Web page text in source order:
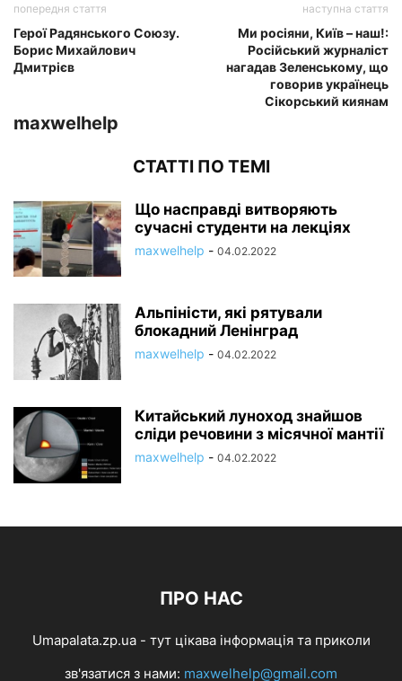
попередня стаття
Герої Радянського Союзу.
Борис Михайлович
Дмитрієв
наступна стаття
Ми росіяни, Київ – наш!:
Російський журналіст
нагадав Зеленському, що
говорив українець
Сікорський киянам
maxwelhelp
СТАТТІ ПО ТЕМІ
Що насправді витворяють
сучасні студенти на лекціях
maxwelhelp - 04.02.2022
Альпіністи, які рятували
блокадний Ленінград
maxwelhelp - 04.02.2022
Китайський луноход знайшов
сліди речовини з місячної мантії
maxwelhelp - 04.02.2022
ПРО НАС
Umapalata.zp.ua - тут цікава інформація та приколи
зв'язатися з нами: maxwelhelp@gmail.com